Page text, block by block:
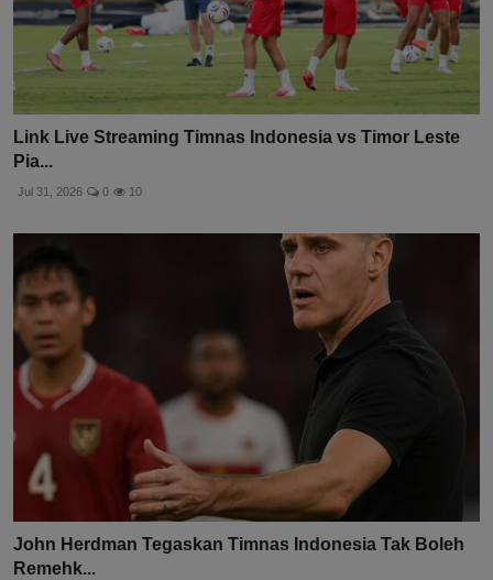
Link Live Streaming Timnas Indonesia vs Timor Leste
Pia...
Jul 31, 2026 0 10
John Herdman Tegaskan Timnas Indonesia Tak Boleh
Remehk...